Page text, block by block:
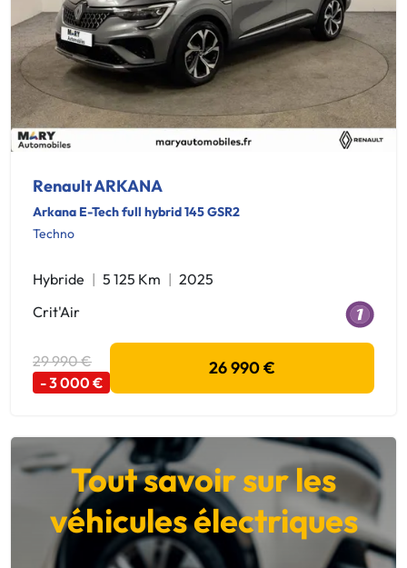
Renault ARKANA
Arkana E-Tech full hybrid 145 GSR2
Techno
Hybride 5 125 Km
2025
Crit'Air
29 990 €
- 3 000 €
26 990 €
Tout savoir sur les
véhicules électriques